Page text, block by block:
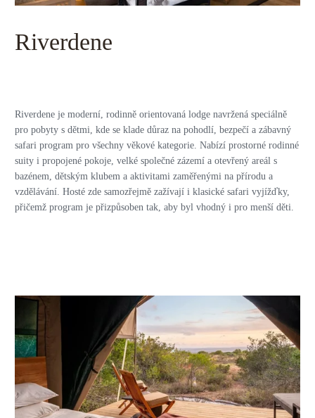
Riverdene
Riverdene je moderní, rodinně orientovaná lodge navržená speciálně
pro pobyty s dětmi, kde se klade důraz na pohodlí, bezpečí a zábavný
safari program pro všechny věkové kategorie. Nabízí prostorné rodinné
suity i propojené pokoje, velké společné zázemí a otevřený areál s
bazénem, dětským klubem a aktivitami zaměřenými na přírodu a
vzdělávání. Hosté zde samozřejmě zažívají i klasické safari vyjížďky,
přičemž program je přizpůsoben tak, aby byl vhodný i pro menší děti.